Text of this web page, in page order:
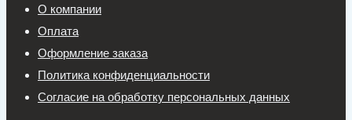
О компании
Оплата
Оформление заказа
Политика конфиденциальности
Согласие на обработку персональных данных